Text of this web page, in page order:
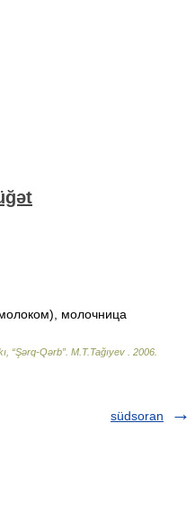
молоком), молочница
“Şərq-Qərb” M.T.Tağıyev 2006
südsoran